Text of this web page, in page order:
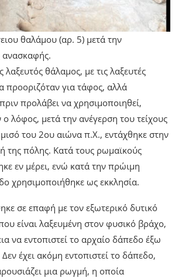
θαλάμου (αρ. 5) μετά την
λαξευτός θάλαμος, με τις λαξευτές
προοριζόταν για τάφος, αλλά
προλάβει να χρησιμοποιηθεί,
λόφος, μετά την ανέγερση του τείχους
του 2ου αιώνα π.Χ., εντάχθηκε στην
της πόλης. Κατά τους ρωμαϊκούς
εν μέρει, ενώ κατά την πρώιμη
χρησιμοποιήθηκε ως εκκλησία.
σε επαφή με τον εξωτερικό δυτικό
είναι λαξευμένη στον φυσικό βράχο,
να εντοπιστεί το αρχαίο δάπεδο έξω
έχει ακόμη εντοπιστεί το δάπεδο,
μια ρωγμή, η οποία